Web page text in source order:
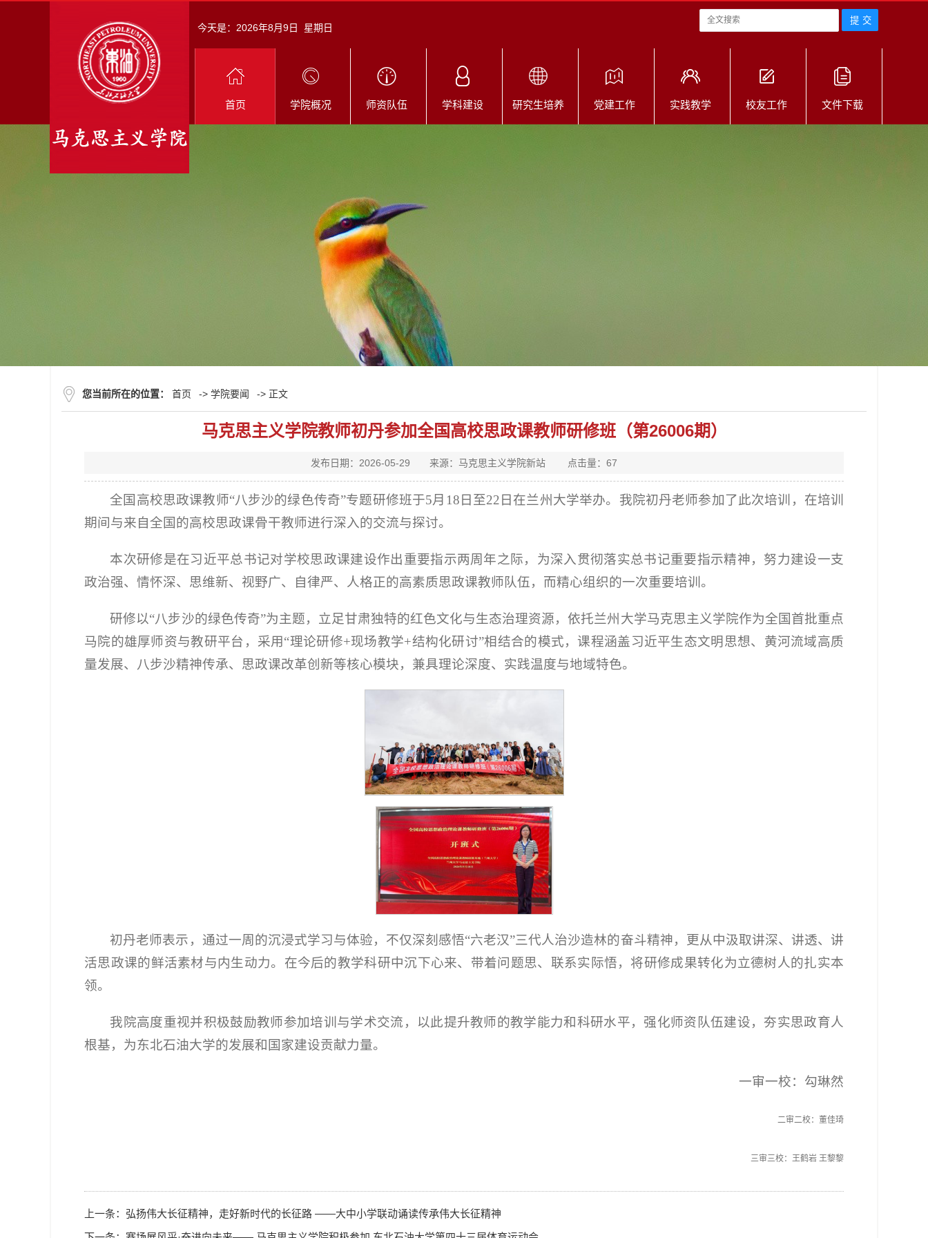
今天是： 2026年8月9日 星期日
首页 学院概况 师资队伍 学科建设 研究生培养 党建工作 实践教学 校友工作 文件下载
您当前所在的位置： 首页 -> 学院要闻 -> 正文
马克思主义学院教师初丹参加全国高校思政课教师研修班（第26006期）
发布日期：2026-05-29 来源：马克思主义学院新站 点击量： 67
全国高校思政课教师“八步沙的绿色传奇”专题研修班于5月18日至22日在兰州大学举办。我院初丹老师参加了此次培训，在培训
期间与来自全国的高校思政课骨干教师进行深入的交流与探讨。
本次研修是在习近平总书记对学校思政课建设作出重要指示两周年之际，为深入贯彻落实总书记重要指示精神，努力建设一支
政治强、情怀深、思维新、视野广、自律严、人格正的高素质思政课教师队伍，而精心组织的一次重要培训。
研修以“八步沙的绿色传奇”为主题，立足甘肃独特的红色文化与生态治理资源，依托兰州大学马克思主义学院作为全国首批重点
马院的雄厚师资与教研平台，采用“理论研修+现场教学+结构化研讨”相结合的模式，课程涵盖习近平生态文明思想、黄河流域高质
量发展、八步沙精神传承、思政课改革创新等核心模块，兼具理论深度、实践温度与地域特色。
初丹老师表示，通过一周的沉浸式学习与体验，不仅深刻感悟“六老汉”三代人治沙造林的奋斗精神，更从中汲取讲深、讲透、讲
活思政课的鲜活素材与内生动力。在今后的教学科研中沉下心来、带着问题思、联系实际悟，将研修成果转化为立德树人的扎实本
领。
我院高度重视并积极鼓励教师参加培训与学术交流，以此提升教师的教学能力和科研水平，强化师资队伍建设，夯实思政育人
根基，为东北石油大学的发展和国家建设贡献力量。
一审一校：勾琳然
二审二校：董佳琦
三审三校：王鹤岩 王黎黎
上一条： 弘扬伟大长征精神，走好新时代的长征路 ——大中小学联动诵读传承伟大长征精神